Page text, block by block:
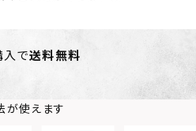
で送料無料
が使えます